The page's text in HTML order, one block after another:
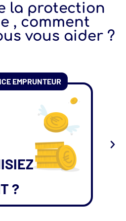
la protection
, comment
vous aider ?
EMPRUNTEUR
?